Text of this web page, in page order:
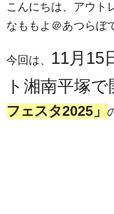
こんにちは、アウト
なももよ＠あつらぼ
今回は、 11月15
ト湘南平塚で
フェスタ2025」